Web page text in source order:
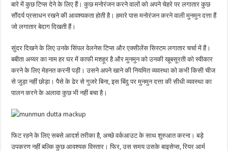
बारे में कुछ टिप्स देने के लिए हैं। कुछ मनोरंजन करने वालों को अपने चेहरे पर लगातार कुछ
सौंदर्य प्रसाधन रखने की आवश्यकता होती है। हमारे पास मनोरंजन करने वाली मुनमुन दत्ता हैं
जो लगातार बेदाग दिखती हैं।
सुंदर दिखने के लिए उनके सिंपल वेलनेस टिप्स और एक्सीलेंस सिस्टम लगातार चर्चा में हैं।
बबीता अय्यर का नाम हर घर में काफी मशहूर है और मुनमुन को उनकी खूबसूरती को स्वीकार
करने के लिए मेहनत करनी पड़ी। उसने अपने खाने की नियमित व्यवस्था को कभी किसी चीज
से जुड़ा नहीं छोड़ा। पैसे के ढेर से गुजरे बिना, इस बिंदु पर मुनमुन दत्ता की सीधी व्यवस्था का
पालन करने के अलावा कुछ भी नहीं बचा है।
फिट रहने के लिए सबसे आदर्श तरीका है, अच्छे वर्कआउट के साथ शुरुआत करना। बड़े
उपकरण नहीं बल्कि कुछ आवश्यक विस्तार। फिर, उस समय उसके बाइसेप्स, रियर आर्म